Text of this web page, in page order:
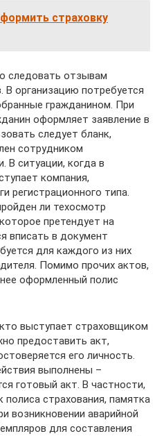
страховку
следовать отзывам
организацию потребуется
гражданином. При
оформляет заявление в
следует бланк,
сотрудником
В ситуации, когда в
компания,
регистрационного типа.
ли техосмотр
претендует на
вписать в документ
для каждого из них
Помимо прочих актов,
оформленный полис
выступает страховщиком
предоставить акт,
его личность.
выполнены –
готовый акт. В частности,
страхования, памятка
возникновении аварийной
для составления